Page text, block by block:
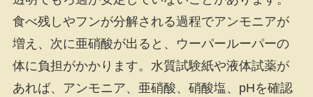
食べ残しやフンが分解される過程でアンモニアが
増え、次に亜硝酸が出ると、ウーパールーパーの
体に負担がかかります。水質試験紙や液体試薬が
あれば、アンモニア、亜硝酸、硝酸塩、pHを確認